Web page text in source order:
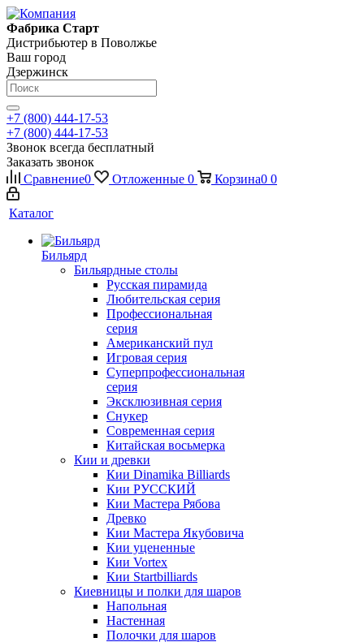
Фабрика Старт
Дистрибьютер в Поволжье
Ваш город
Дзержинск
+7 (800) 444-17-53
+7 (800) 444-17-53
Звонок всегда бесплатный
Заказать звонок
Сравнение0 Отложенные 0 Корзина0 0
Каталог
Бильярд
Бильярдные столы
Русская пирамида
Любительская серия
Профессиональная
серия
Американский пул
Игровая серия
Суперпрофессиональная
серия
Эксклюзивная серия
Снукер
Современная серия
Китайская восьмерка
Кии и древки
Кии Dinamika Billiards
Кии РУССКИЙ
Кии Мастера Рябова
Древко
Кии Мастера Якубовича
Кии уцененные
Кии Vortex
Кии Startbilliards
Киевницы и полки для шаров
Напольная
Настенная
Полочки для шаров